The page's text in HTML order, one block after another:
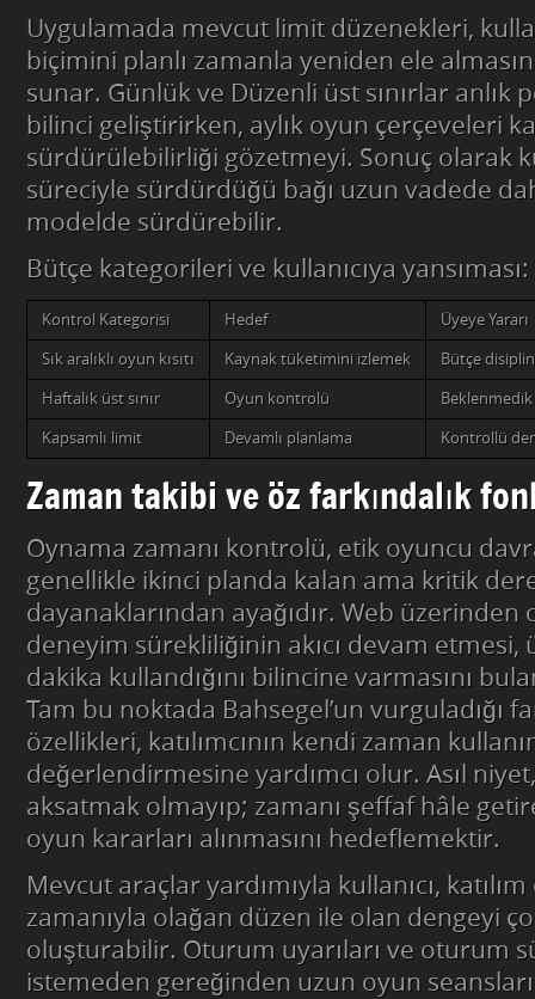
Uygulamada mevcut limit düzenekleri,
biçimini planlı zamanla yeniden ele
sunar. Günlük ve Düzenli üst sınırlar anlık
bilinci geliştirirken, aylık oyun çerçeveleri
sürdürülebilirliği gözetmeyi. Sonuç olarak
süreciyle sürdürdüğü bağı uzun vadede
modelde sürdürebilir.
Bütçe kategorileri ve kullanıcıya yansıması:
Kontrol Kategorisi Hedef Üyeye Yararı
Sık aralıklı oyun kısıtı Kaynak tüketimini izlemek Bütçe
Haftalık üst sınır Oyun kontrolü Beklenmedik
Kapsamlı limit Devamlı planlama Kontrollü
Zaman takibi ve öz farkındalık
Oynama zamanı kontrolü, etik oyuncu
genellikle ikinci planda kalan ama kritik
dayanaklarından ayağıdır. Web üzerinden
deneyim sürekliliğinin akıcı devam etmesi,
dakika kullandığını bilincine varmasını
Tam bu noktada Bahsegel’un vurguladığı
özellikleri, katılımcının kendi zaman
değerlendirmesine yardımcı olur. Asıl niyet,
aksatmak olmayıp; zamanı şeffaf hâle
oyun kararları alınmasını hedeflemektir.
Mevcut araçlar yardımıyla kullanıcı,
zamanıyla olağan düzen ile olan dengeyi
oluşturabilir. Oturum uyarıları ve oturum
istemeden gereğinden uzun oyun